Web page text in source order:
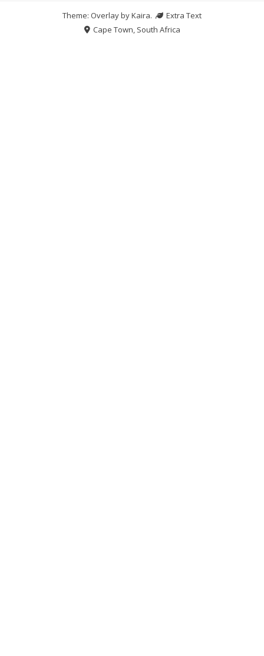
Theme: Overlay byKaira.
Extra Text
Cape Town, South Africa